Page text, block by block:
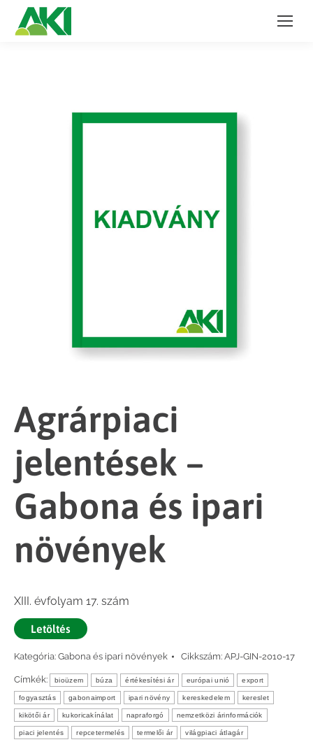
Agrárpiaci
jelentések –
Gabona és ipari
növények
XIII. évfolyam 17. szám
Letöltés
Kategória: Gabona és ipari növények Cikkszám: APJ-GIN-2010-17
Címkék: bioüzem búza értékesítési ár európai unió export
fogyasztás gabonaimport ipari növény kereskedelem kereslet
kikötői ár kukoricakínálat napraforgó nemzetközi árinformációk
piaci jelentés repcetermelés termelői ár világpiaci átlagár